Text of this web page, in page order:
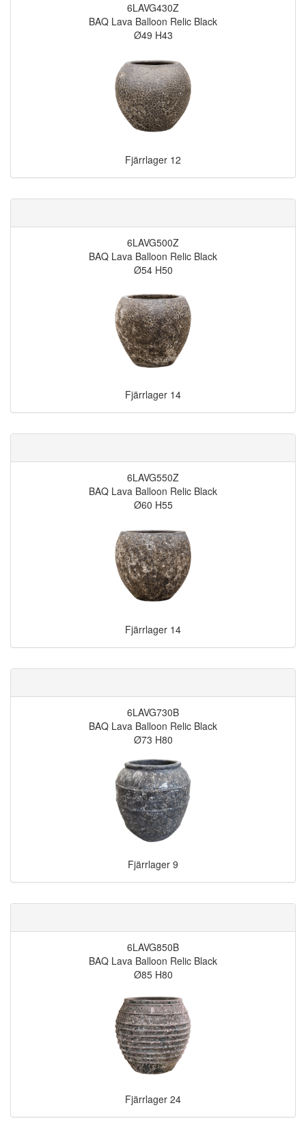
6LAVG430Z
BAQ Lava Balloon Relic Black
Ø49 H43
Fjärrlager 12
6LAVG500Z
BAQ Lava Balloon Relic Black
Ø54 H50
Fjärrlager 14
6LAVG550Z
BAQ Lava Balloon Relic Black
Ø60 H55
Fjärrlager 14
6LAVG730B
BAQ Lava Balloon Relic Black
Ø73 H80
Fjärrlager 9
6LAVG850B
BAQ Lava Balloon Relic Black
Ø85 H80
Fjärrlager 24